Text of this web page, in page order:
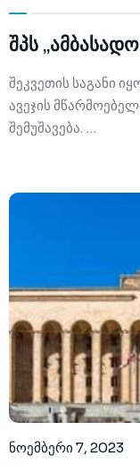
შპს
შეკვეთის საგანი
ავეჯის
შემუშავება. …
ნოემბერი 7, 2023